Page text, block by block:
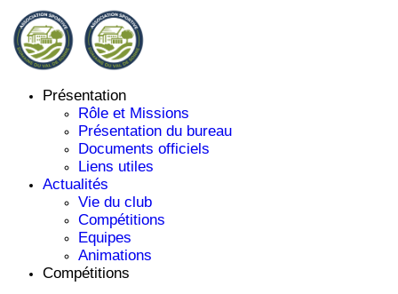
Présentation
Rôle et Missions
Présentation du bureau
Documents officiels
Liens utiles
Actualités
Vie du club
Compétitions
Equipes
Animations
Compétitions